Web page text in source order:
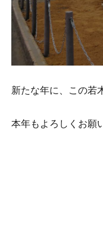
新たな年に、この若
本年もよろしくお願